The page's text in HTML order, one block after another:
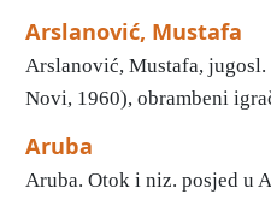
Arslanović, Mustafa
Arslanović, Mustafa,
Novi, 1960), obrambeni
Aruba
Aruba. Otok i niz. posjed u